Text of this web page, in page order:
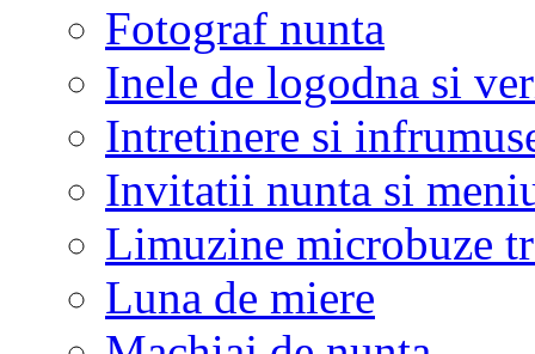
Fotograf nunta
Inele de logodna si
Intretinere si
Invitatii nunta si
Limuzine microbuze
Luna de miere